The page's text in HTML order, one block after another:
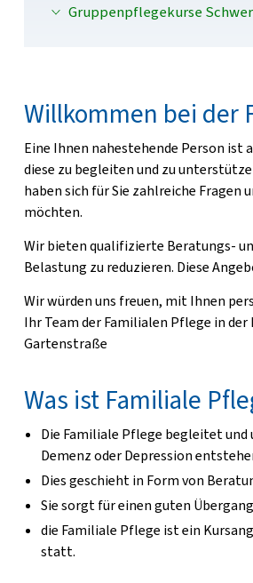
Gruppenpflegekurse
Willkommen bei der
Eine Ihnen nahestehende Person ist
diese zu begleiten und zu
haben sich für Sie zahlreiche Fragen
möchten.
Wir bieten qualifizierte Beratungs-
Belastung zu reduzieren. Diese
Wir würden uns freuen, mit Ihnen
Ihr Team der Familialen Pflege in
Gartenstraße
Was ist Familiale
Die Familiale Pflege begleitet und
Demenz oder Depression
Dies geschieht in Form von
Sie sorgt für einen guten
die Familiale Pflege ist ein
statt.